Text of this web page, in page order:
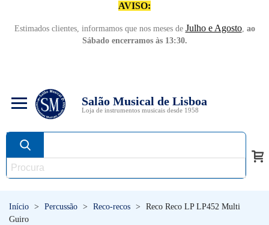
AVISO:
Estimados clientes, informamos que nos meses de Julho e Agosto, ao
Sábado encerramos às 13:30.
Salão Musical de Lisboa
Loja de instrumentos musicais desde 1958
Início > Percussão > Reco-recos >
Reco Reco LP LP452 Multi
Guiro